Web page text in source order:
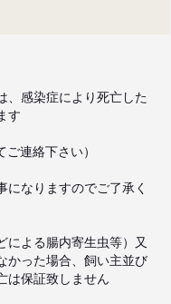
、感染症により死亡した
す
連絡下さい）
なりますのでご了承く
による腸内寄生虫等）又
かった場合、飼い主並び
は保証致しません